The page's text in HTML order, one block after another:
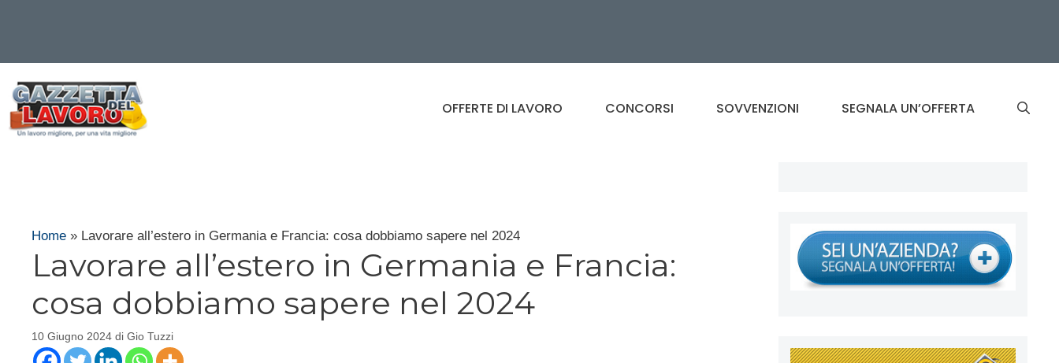
contenuto
OFFERTE DI LAVORO CONCORSI SOVVENZIONI SEGNALA UN’OFFERTA
Home » Lavorare all’estero in Germania e Francia: cosa dobbiamo sapere nel 2024
Lavorare all’estero in Germania e Francia:
cosa dobbiamo sapere nel 2024
10 Giugno 2024 di Gio Tuzzi